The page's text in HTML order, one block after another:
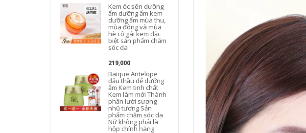
Kem ốc sên dưỡng
ẩm dưỡng ẩm kem
dưỡng ẩm mùa thu,
mùa đông và mùa
hè cô gái kem đặc
biệt sản phẩm chăm
sóc da
219,000
Baique Antelope
đấu thầu để dưỡng
ẩm Kem tinh chất
Kem làm mới Thành
phần lười sương
nhũ tương Sản
phẩm chăm sóc da
Nữ không phải là
hộp chính hãng
451,000
Phim Wis Eye
Crystal Larina Eye
Film 30 Miếng để
pha loãng Dark
Circles Túi mắt Fine
Line Stay All Night
Hydrating Chính
hãng mặt nạ ngủ
laneige xanh lá
415,000